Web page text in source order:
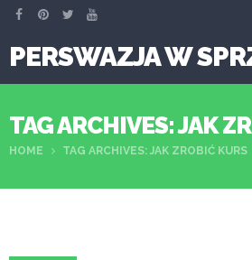
PERSWAZJA W
TAG ARCHIVES: JAK
HOME TAG ARCHIVES: JAK ZROBIĆ KURS